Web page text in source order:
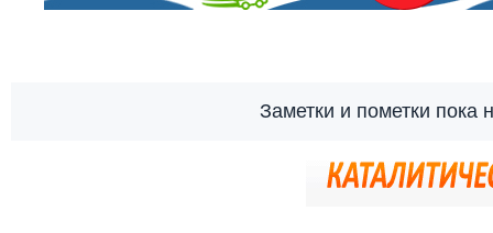
Заметки и пометки пока